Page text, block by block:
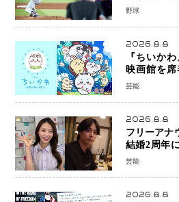
投も勝利届
野球
2026.8.8
『ちいか
映画館を
ツ」の強さ
芸能
2026.8.8
フリーアナ
結婚2周年
を報告 夫
芸能
2026.8.8